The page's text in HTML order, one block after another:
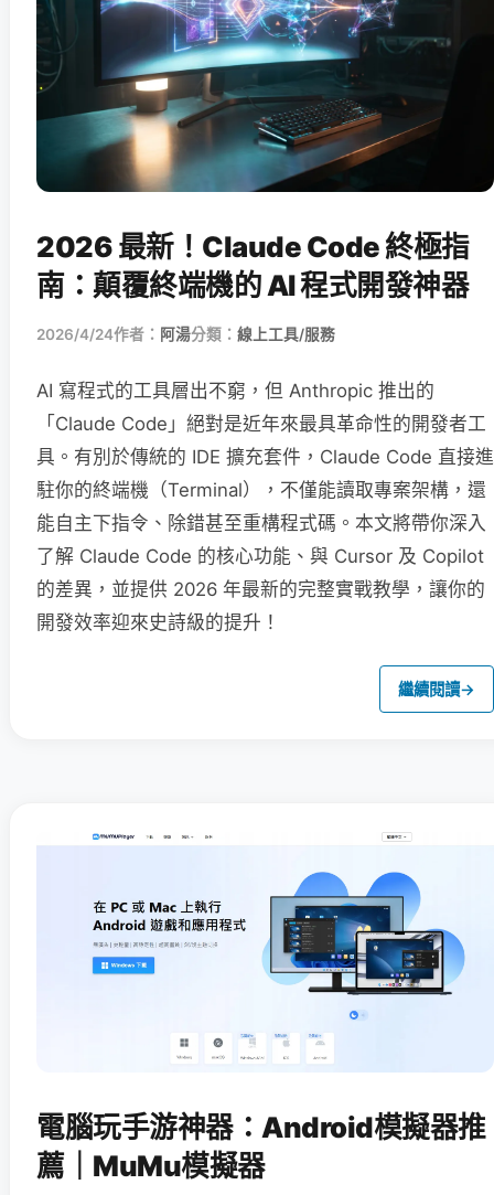
2026 最新！Claude Code 終極指
南：顛覆終端機的 AI 程式開發神器
2026/4/24作者： 阿湯分類： 線上工具/服務
AI 寫程式的工具層出不窮，但 Anthropic 推出的
「Claude Code」絕對是近年來最具革命性的開發者工
具。有別於傳統的 IDE 擴充套件，Claude Code 直接進
駐你的終端機（Terminal），不僅能讀取專案架構，還
能自主下指令、除錯甚至重構程式碼。本文將帶你深入
了解 Claude Code 的核心功能、與 Cursor 及 Copilot
的差異，並提供 2026 年最新的完整實戰教學，讓你的
開發效率迎來史詩級的提升！
繼續閱讀→
電腦玩手游神器：Android模擬器推
薦｜MuMu模擬器